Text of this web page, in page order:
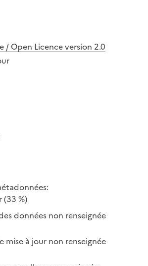
/ Open Licence version 2.0
(33 %)
données non renseignée
mise à jour non renseignée